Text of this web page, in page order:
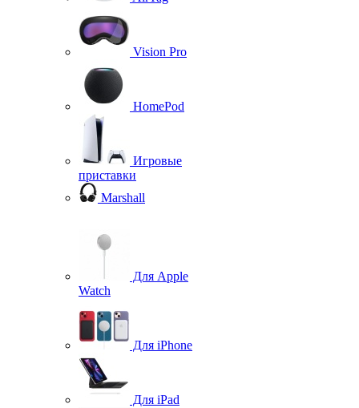
Vision Pro
HomePod
Игровые
приставки
Marshall
Для Apple
Watch
Для iPhone
Для iPad